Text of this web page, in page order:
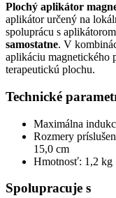
Plochý aplikátor
aplikátor určený na
spoluprácu s aplikátorom
samostatne. V
aplikáciu magnetického
terapeutickú plochu.
Technické
Maximálna
Rozmery
15,0 cm
Hmotnosť: 1,2 kg
Spolupracuje s